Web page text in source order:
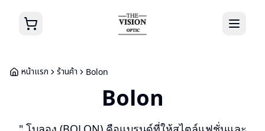
หน้าแรก ร้านค้า Bolon
Bolon